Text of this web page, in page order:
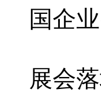
国企
展会